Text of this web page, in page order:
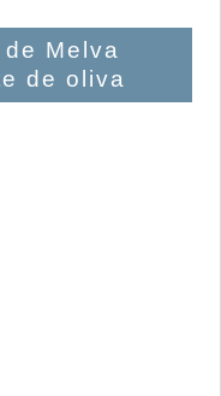
Melva
de oliva